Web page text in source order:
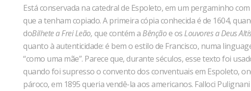
Está conservada na catedral de Espoleto, em um pergaminho
que a tenham copiado. A primeira cópia conhecida é de 1604,
doBilhete a Frei Leão, que contém a Bênçãoe os Louvores a Deus
quanto à autenticidade: é bem o estilo de Francisco, numa
“como uma mãe”. Parece que, durante séculos, esse texto foi
quando foi supresso o convento dos conventuais em Espoleto,
pároco, em 1895 queria vendê-la aos americanos. Falloci